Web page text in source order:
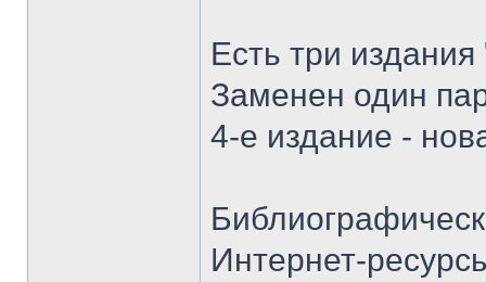
Есть три
Заменен один
4-е издание -
Интернет-